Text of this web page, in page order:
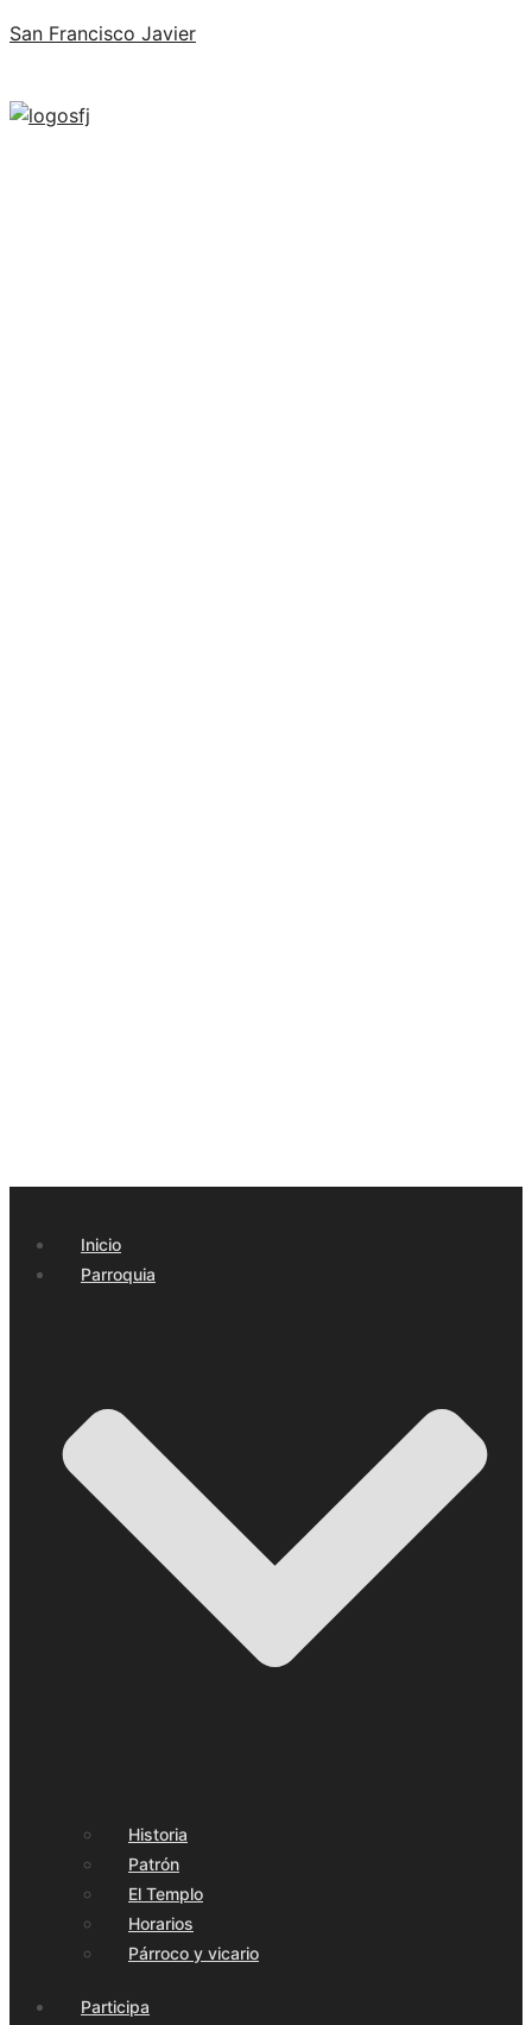
San Francisco Javier
Inicio
Parroquia
Historia
Patrón
El Templo
Horarios
Párroco y vicario
Participa